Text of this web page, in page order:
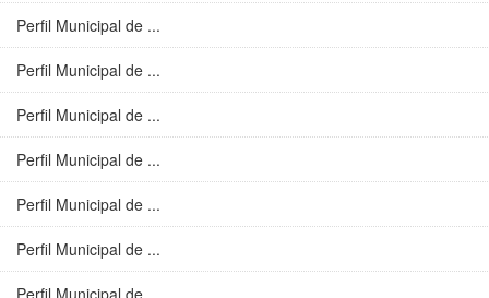
Perfil Municipal de ...
Perfil Municipal de ...
Perfil Municipal de ...
Perfil Municipal de ...
Perfil Municipal de ...
Perfil Municipal de ...
Perfil Municipal de ...